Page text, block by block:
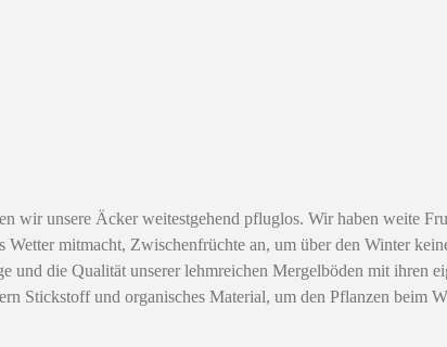
wir unsere Äcker weitestgehend pfluglos. Wir haben weite
mitmacht, Zwischenfrüchte an, um über den Winter
und die Qualität unserer lehmreichen Mergelböden mit ihren
Stickstoff und organisches Material, um den Pflanzen beim